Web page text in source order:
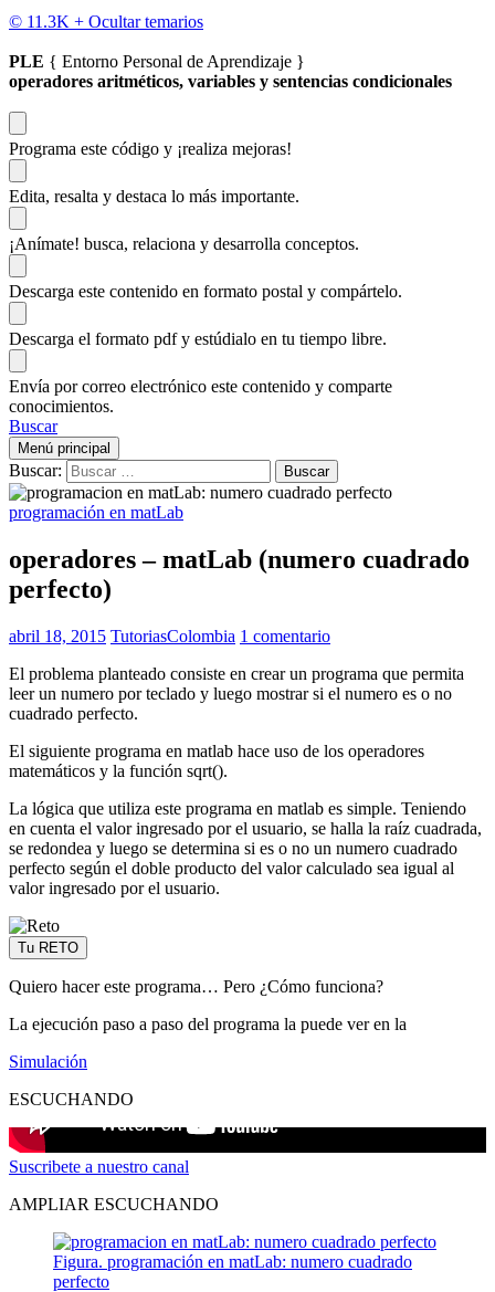
© 11.3K + Ocultar temarios
PLE { Entorno Personal de Aprendizaje }
operadores aritméticos, variables y sentencias condicionales
Programa este código y ¡realiza mejoras!
Edita, resalta y destaca lo más importante.
¡Anímate! busca, relaciona y desarrolla conceptos.
Descarga este contenido en formato postal y compártelo.
Descarga el formato pdf y estúdialo en tu tiempo libre.
Envía por correo electrónico este contenido y comparte
conocimientos.
Buscar
Menú principal
Buscar:
programación en matLab
operadores – matLab (numero cuadrado
perfecto)
abril 18, 2015 TutoriasColombia 1 comentario
El problema planteado consiste en crear un programa que permita
leer un numero por teclado y luego mostrar si el numero es o no
cuadrado perfecto.
El siguiente programa en matlab hace uso de los operadores
matemáticos y la función sqrt().
La lógica que utiliza este programa en matlab es simple. Teniendo
en cuenta el valor ingresado por el usuario, se halla la raíz cuadrada,
se redondea y luego se determina si es o no un numero cuadrado
perfecto según el doble producto del valor calculado sea igual al
valor ingresado por el usuario.
Tu RETO
Quiero hacer este programa… Pero ¿Cómo funciona?
La ejecución paso a paso del programa la puede ver en la
Simulación
ESCUCHANDO
Suscribete a nuestro canal
AMPLIAR ESCUCHANDO
Figura. programación en matLab: numero cuadrado
perfecto